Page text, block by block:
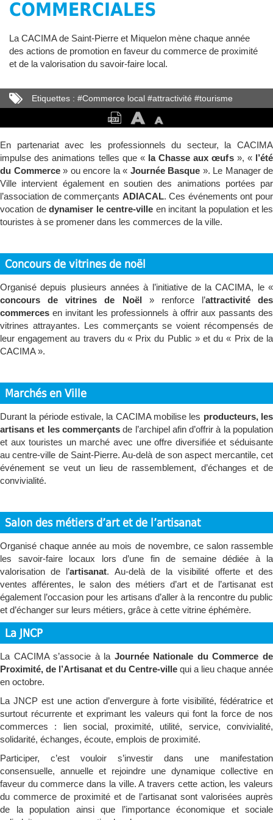
COMMERCIALES
La CACIMA de Saint-Pierre et Miquelon mène chaque année
des actions de promotion en faveur du commerce de proximité
et de la valorisation du savoir-faire local.
Etiquettes : #Commerce local #attractivité #tourisme
En partenariat avec les professionnels du secteur, la CACIMA
impulse des animations telles que « la Chasse aux œufs », « l’été
du Commerce» ou encore la « Journée Basque ». Le Manager de
Ville intervient également en soutien des animations portées par
l’association de commerçants ADIACAL. Ces événements ont pour
vocation de dynamiser le centre-ville en incitant la population et les
touristes à se promener dans les commerces de la ville.
Concours de vitrines de noël
Organisé depuis plusieurs années à l’initiative de la CACIMA, le «
concours de vitrines de Noël » renforce l’attractivité des
commerces en invitant les professionnels à offrir aux passants des
vitrines attrayantes. Les commerçants se voient récompensés de
leur engagement au travers du « Prix du Public » et du « Prix de la
CACIMA ».
Marchés en Ville
Durant la période estivale, la CACIMA mobilise les producteurs, les
artisans et les commerçantsde l’archipel afin d’offrir à la population
et aux touristes un marché avec une offre diversifiée et séduisante
au centre-ville de Saint-Pierre. Au-delà de son aspect mercantile, cet
événement se veut un lieu de rassemblement, d’échanges et de
convivialité.
Salon des métiers d’art et de l’artisanat
Organisé chaque année au mois de novembre, ce salon rassemble
les savoir-faire locaux lors d’une fin de semaine dédiée à la
valorisation de l’artisanat. Au-delà de la visibilité offerte et des
ventes afférentes, le salon des métiers d’art et de l’artisanat est
également l’occasion pour les artisans d’aller à la rencontre du public
et d’échanger sur leurs métiers, grâce à cette vitrine éphémère.
La JNCP
La CACIMA s’associe à la Journée Nationale du Commerce de
Proximité, de l’Artisanat et du Centre-ville qui a lieu chaque année
en octobre.
La JNCP est une action d’envergure à forte visibilité, fédératrice et
surtout récurrente et exprimant les valeurs qui font la force de nos
commerces : lien social, proximité, utilité, service, convivialité,
solidarité, échanges, écoute, emplois de proximité.
Participer, c’est vouloir s’investir dans une manifestation
consensuelle, annuelle et rejoindre une dynamique collective en
faveur du commerce dans la ville. A travers cette action, les valeurs
du commerce de proximité et de l’artisanat sont valorisées auprès
de la population ainsi que l’importance économique et sociale